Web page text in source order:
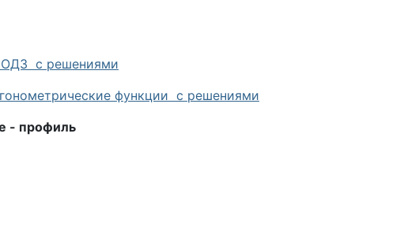
ОДЗ с решениями
функции с решениями
- профиль